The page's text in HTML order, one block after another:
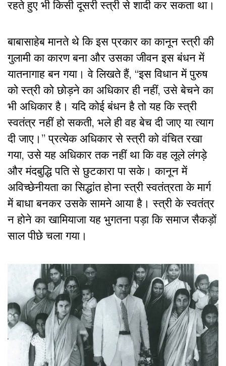
रहते हुए भी किसी दूसरी स्त्री से शादी कर सकता था।
बाबासाहेब मानते थे कि इस प्रकार का कानून स्त्री की
गुलामी का कारण बना और उसका जीवन इस बंधन में
यातनागाह बन गया। वे लिखते हैं, “इस विधान में पुरुष
को स्त्री को छोड़ने का अधिकार ही नहीं, उसे बेचने का
भी अधिकार है। यदि कोई बंधन है तो यह कि स्त्री
स्वतंत्र नहीं हो सकती, भले ही वह बेच दी जाए या त्याग
दी जाए।” प्रत्येक अधिकार से स्त्री को वंचित रखा
गया, उसे यह अधिकार तक नहीं था कि वह लूले लंगड़े
और मंदबुद्धि पति से छुटकारा पा सके। कानून में
अविच्छेनीयता का सिद्धांत होना स्त्री स्वतंत्रता के मार्ग
में बाधा बनकर उसके सामने आया है। स्त्री के स्वतंत्र
न होने का खामियाजा यह भुगतना पड़ा कि समाज सैकड़ों
साल पीछे चला गया।